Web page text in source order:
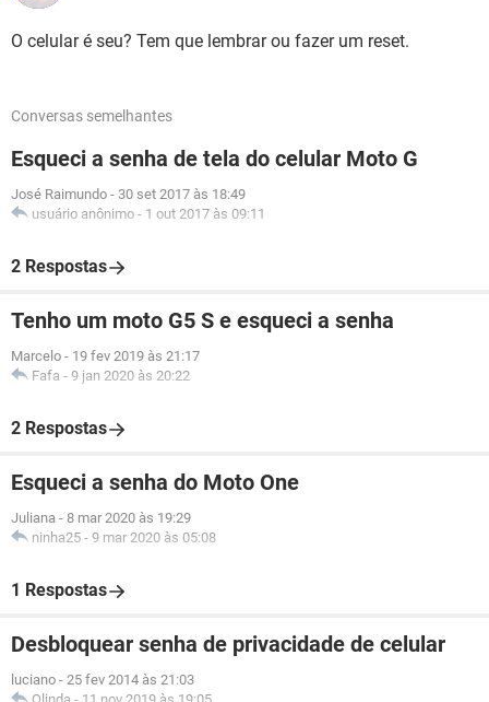
O celular é seu? Tem que lembrar ou fazer um reset.
Conversas semelhantes
Esqueci a senha de tela do celular Moto G
José Raimundo - 30 set 2017 às 18:49
usuário anônimo - 1 out 2017 às 09:11
2 Respostas
Tenho um moto G5 S e esqueci a senha
Marcelo - 19 fev 2019 às 21:17
Fafa - 9 jan 2020 às 20:22
2 Respostas
Esqueci a senha do Moto One
Juliana - 8 mar 2020 às 19:29
ninha25 - 9 mar 2020 às 05:08
1 Respostas
Desbloquear senha de privacidade de celular
luciano - 25 fev 2014 às 21:03